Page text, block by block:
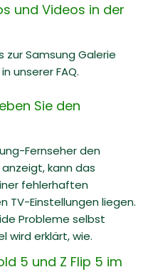
und Videos in der
zur Samsung Galerie
unserer FAQ.
Sie den
Fernseher den
kann das
fehlerhaften
TV-Einstellungen liegen.
Probleme selbst
wird erklärt, wie.
5 und Z Flip 5 im